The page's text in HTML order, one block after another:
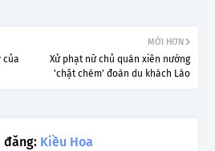
MỚI HƠN
Xử phạt nữ chủ quán xiên nướng
'chặt chém' đoàn du khách Lào
của
đăng: Kiều Hoa